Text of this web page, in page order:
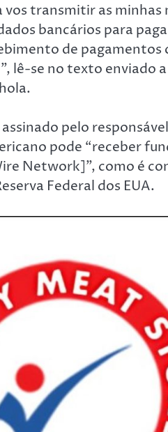
transmitir as minhas
bancários para
de
lê-se no texto enviado
pelo
pode “receber
Network]”, como é
Federal dos EUA.